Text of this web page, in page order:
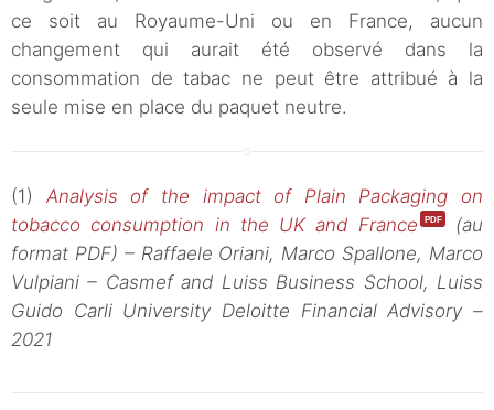
ce soit au Royaume-Uni ou en France, aucun
changement qui aurait été observé dans la
consommation de tabac ne peut être attribué à la
seule mise en place du paquet neutre.
(1)
Analysis of the impact of Plain Packaging on
tobacco consumption in the UK and France
(au
format PDF) – Raffaele Oriani, Marco Spallone, Marco
Vulpiani – Casmef and Luiss Business School, Luiss
Guido Carli University Deloitte Financial Advisory –
2021